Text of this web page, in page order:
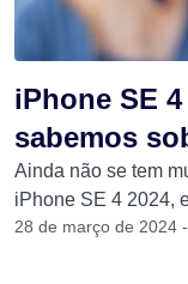
iPhone SE
sabemos
Ainda não se tem
iPhone SE 4 2024,
28 de março de 2024